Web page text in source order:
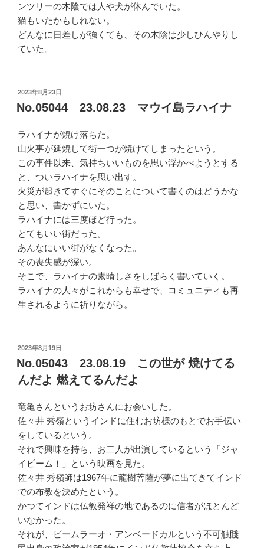
ンツリーの木陰では人や犬が休んでいた。
猫もいたかもしれない。
どんなに日差しが強くても、その木陰は少しひんやりし
ていた。
投
稿
日:
2023年8月23日
No.05044 23.08.23 マウイ島ラハイナ
ラハイナが焼け落ちた。
山火事が延焼して街一つが焼けてしまったという。
この事件以来、気持ちいいものを思い浮かべようとする
と、ついラハイナを思い出す。
火災が起きてすぐにそのことについて書くのはどうかな
と思い、書かずにいた。
ラハイナには三度ほど行った。
とてもいい街だった。
あんなにいい街がなくなった。
その喪失感が深い。
そこで、ラハイナの素晴しさをしばらく書いていく。
ラハイナの人々がこれからも幸せで、コミュニティも再
生されるように祈りながら。
投
稿
日:
2023年8月19日
No.05043 23.08.19 この世が 焼けてる
んだよ 燃えてるんだよ
竜亀さんというお坊さんにお会いした。
佐々井 秀嶺というインドに住むお坊様のもとでお手伝い
をしているという。
それで興味を持ち、お二人が出演しているという「ジャ
イビーム！」という映画を見た。
佐々井 秀嶺師は1967年に龍樹菩薩が夢に出てきてインド
での布教を決めたという。
かつてインドは仏教発祥の地であるのに信者がほとんど
いなかった。
それが、ビームラーオ・アンベードカルという不可触賤